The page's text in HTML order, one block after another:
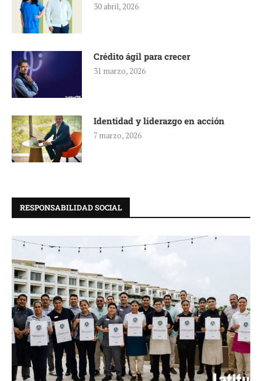
30 abril, 2026
Crédito ágil para crecer
31 marzo, 2026
Identidad y liderazgo en acción
7 marzo, 2026
RESPONSABILIDAD SOCIAL